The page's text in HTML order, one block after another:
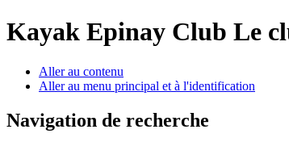
Kayak Epinay Club Le
Aller au contenu
Aller au menu principal et à l'identification
Navigation de recherche